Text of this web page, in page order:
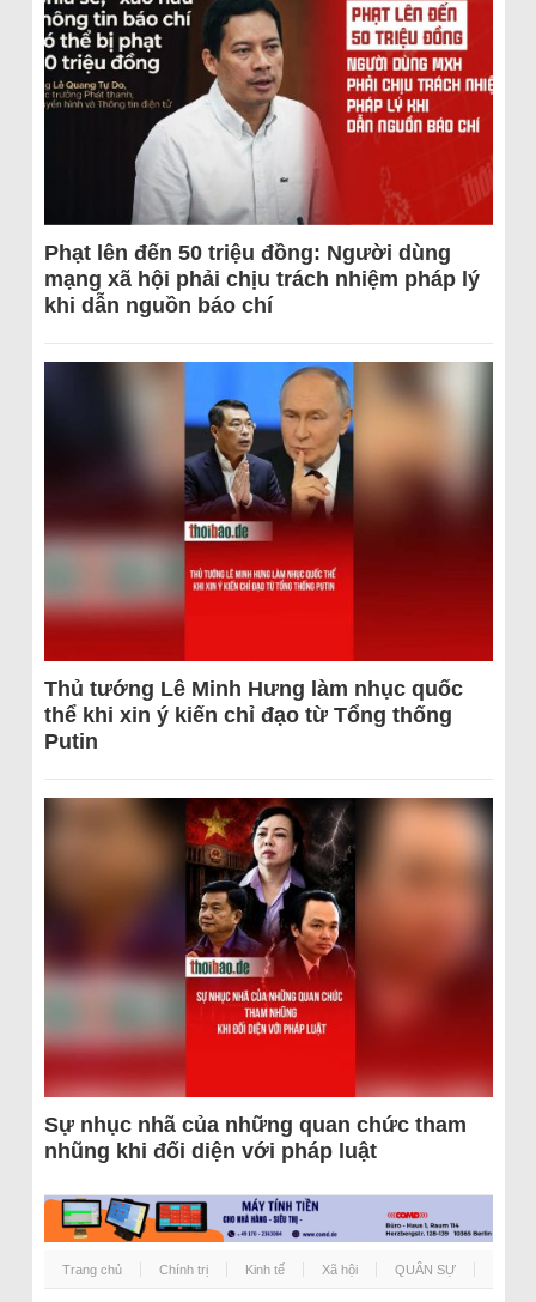
Phạt lên đến 50 triệu đồng: Người dùng
mạng xã hội phải chịu trách nhiệm pháp lý
khi dẫn nguồn báo chí
Thủ tướng Lê Minh Hưng làm nhục quốc
thể khi xin ý kiến chỉ đạo từ Tổng thống
Putin
Sự nhục nhã của những quan chức tham
nhũng khi đối diện với pháp luật
Trang chủ Chính trị Kinh tế Xã hội QUÂN SỰ